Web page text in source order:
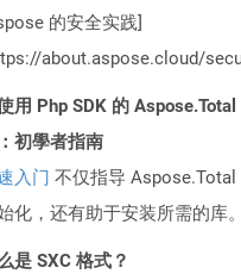
的安全实践]
about.aspose.cloud/
用 Php SDK 的 Aspose.Total
初學者指南
入门 不仅指导 Aspose.Total
化，还有助于安装所需的库。
是 SXC 格式？